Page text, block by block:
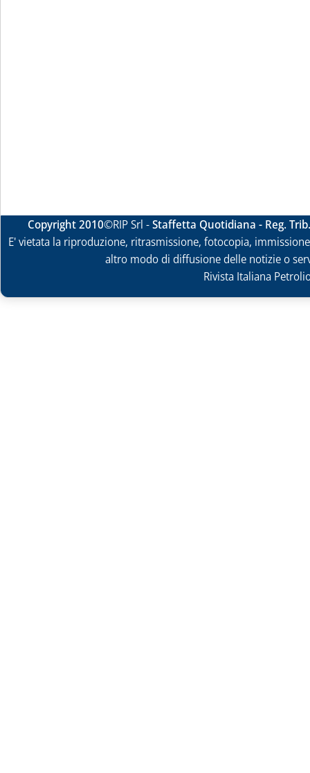
Copyright 2010©RIP Srl -Staffetta Quotidiana - Reg.
E' vietata la riproduzione, ritrasmissione, fotocopia,
altro modo di diffusione delle notizie o
Rivista Italiana